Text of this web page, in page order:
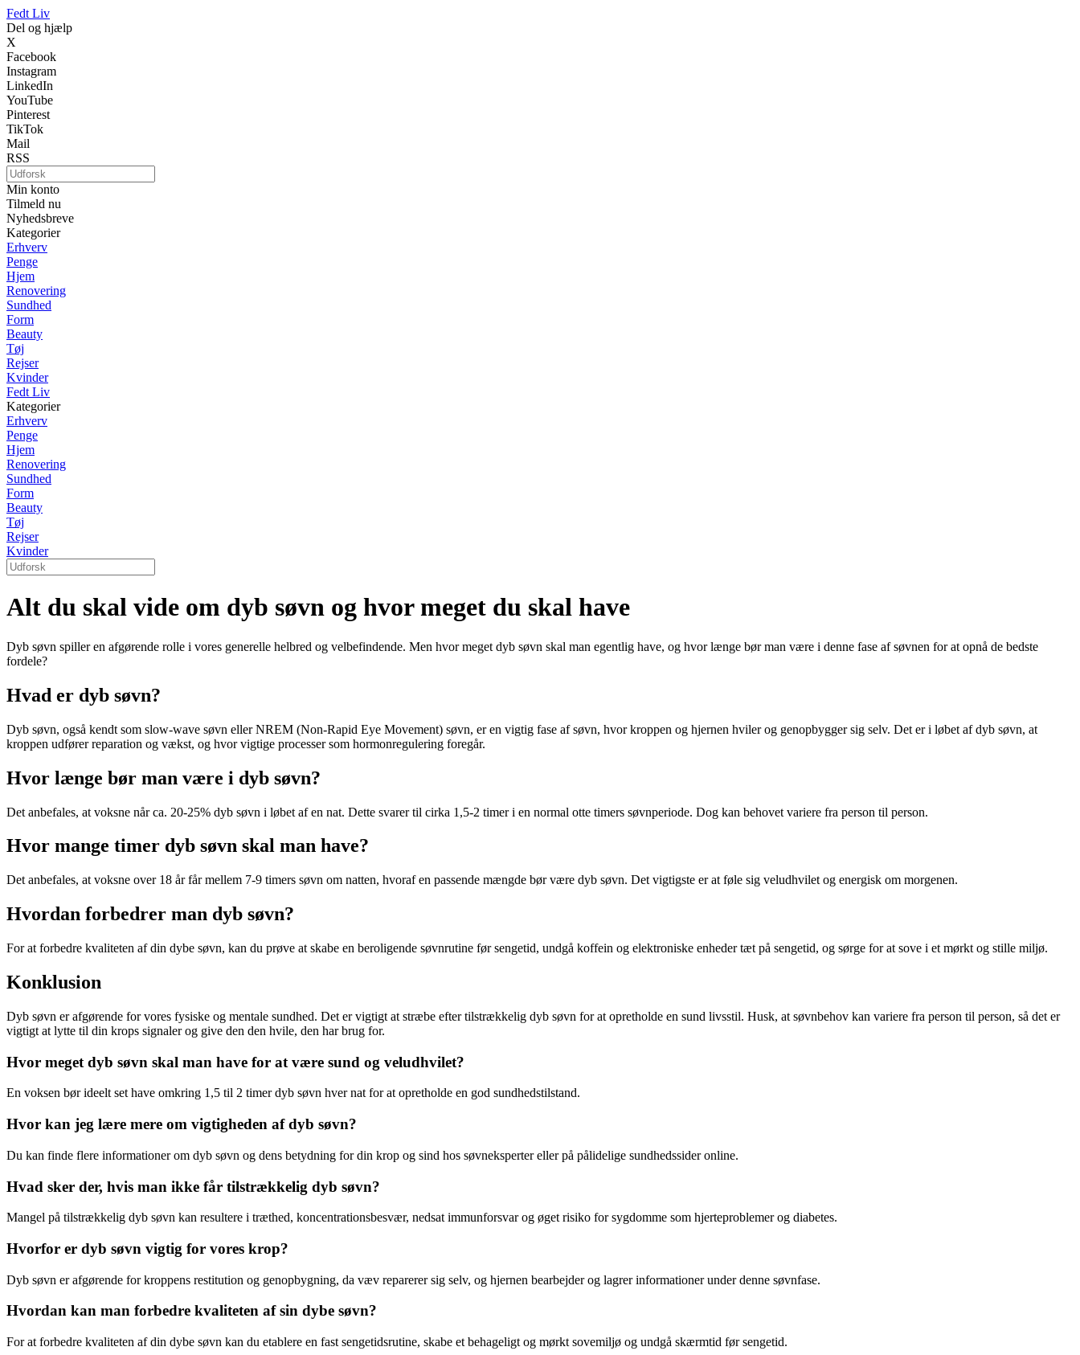
Fedt Liv
Del og hjælp
X
Facebook
Instagram
LinkedIn
YouTube
Pinterest
TikTok
Mail
RSS
Min konto
Tilmeld nu
Nyhedsbreve
Kategorier
Erhverv
Penge
Hjem
Renovering
Sundhed
Form
Beauty
Tøj
Rejser
Kvinder
Fedt Liv
Kategorier
Erhverv
Penge
Hjem
Renovering
Sundhed
Form
Beauty
Tøj
Rejser
Kvinder
Alt du skal vide om dyb søvn og hvor meget du skal have
Dyb søvn spiller en afgørende rolle i vores generelle helbred og velbefindende. Men hvor meget dyb søvn skal man egentlig have, og hvor længe bør man være i denne fase af søvnen for at opnå de bedste
fordele?
Hvad er dyb søvn?
Dyb søvn, også kendt som slow-wave søvn eller NREM (Non-Rapid Eye Movement) søvn, er en vigtig fase af søvn, hvor kroppen og hjernen hviler og genopbygger sig selv. Det er i løbet af dyb søvn, at
kroppen udfører reparation og vækst, og hvor vigtige processer som hormonregulering foregår.
Hvor længe bør man være i dyb søvn?
Det anbefales, at voksne når ca. 20-25% dyb søvn i løbet af en nat. Dette svarer til cirka 1,5-2 timer i en normal otte timers søvnperiode. Dog kan behovet variere fra person til person.
Hvor mange timer dyb søvn skal man have?
Det anbefales, at voksne over 18 år får mellem 7-9 timers søvn om natten, hvoraf en passende mængde bør være dyb søvn. Det vigtigste er at føle sig veludhvilet og energisk om morgenen.
Hvordan forbedrer man dyb søvn?
For at forbedre kvaliteten af din dybe søvn, kan du prøve at skabe en beroligende søvnrutine før sengetid, undgå koffein og elektroniske enheder tæt på sengetid, og sørge for at sove i et mørkt og stille miljø.
Konklusion
Dyb søvn er afgørende for vores fysiske og mentale sundhed. Det er vigtigt at stræbe efter tilstrækkelig dyb søvn for at opretholde en sund livsstil. Husk, at søvnbehov kan variere fra person til person, så det er
vigtigt at lytte til din krops signaler og give den den hvile, den har brug for.
Hvor meget dyb søvn skal man have for at være sund og veludhvilet?
En voksen bør ideelt set have omkring 1,5 til 2 timer dyb søvn hver nat for at opretholde en god sundhedstilstand.
Hvor kan jeg lære mere om vigtigheden af dyb søvn?
Du kan finde flere informationer om dyb søvn og dens betydning for din krop og sind hos søvneksperter eller på pålidelige sundhedssider online.
Hvad sker der, hvis man ikke får tilstrækkelig dyb søvn?
Mangel på tilstrækkelig dyb søvn kan resultere i træthed, koncentrationsbesvær, nedsat immunforsvar og øget risiko for sygdomme som hjerteproblemer og diabetes.
Hvorfor er dyb søvn vigtig for vores krop?
Dyb søvn er afgørende for kroppens restitution og genopbygning, da væv reparerer sig selv, og hjernen bearbejder og lagrer informationer under denne søvnfase.
Hvordan kan man forbedre kvaliteten af sin dybe søvn?
For at forbedre kvaliteten af din dybe søvn kan du etablere en fast sengetidsrutine, skabe et behageligt og mørkt sovemiljø og undgå skærmtid før sengetid.